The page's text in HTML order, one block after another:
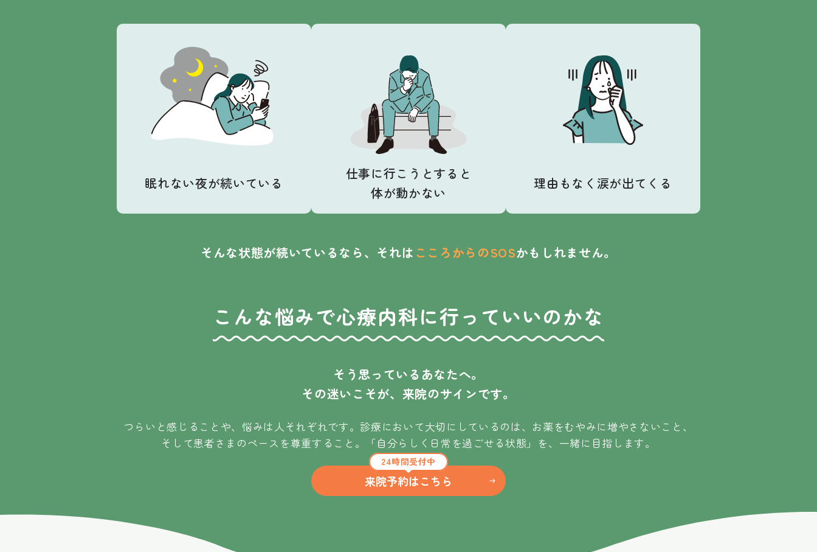
眠れない夜が続いている
仕事に行こうとすると
体が動かない
理由もなく涙が出てくる
そんな状態が続いているなら、 それは こころからのSOSかもしれません。
こんな悩みで心療内科に行っていいのかな
そう思っているあなたへ。
その迷いこそが、来院のサインです。
つらいと感じることや、悩みは人それぞれです。診療において大切にしているのは、お薬をむやみに増やさないこと、
そして患者さまのペースを尊重すること。「自分らしく日常を過ごせる状態」を、一緒に目指します。
24時間受付中
来院予約はこちら